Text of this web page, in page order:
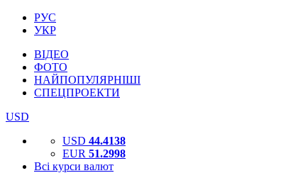
РУС
УКР
ВІДЕО
ФОТО
НАЙПОПУЛЯРНІШІ
СПЕЦПРОЕКТИ
USD
USD 44.4138
EUR 51.2998
Всі курси валют